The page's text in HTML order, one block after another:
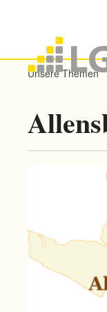
Unsere Themen